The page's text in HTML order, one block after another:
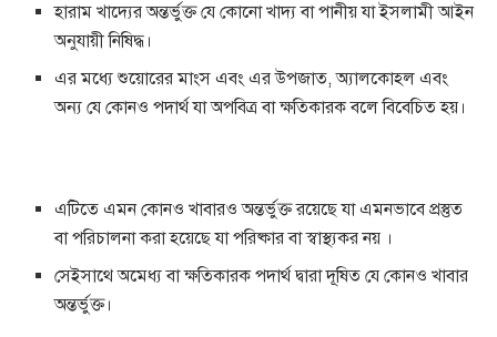
হারাম খাদ্যের অন্তর্ভুক্ত যে কোনো খাদ্য বা পানীয় যা ইসলামী আইন
অনুযায়ী নিষিদ্ধ।
এর মধ্যে শুয়োরের মাংস এবং এর উপজাত, অ্যালকোহল এবং
অন্য যে কোনও পদার্থ যা অপবিত্র বা ক্ষতিকারক বলে বিবেচিত হয়।
এটিতে এমন কোনও খাবারও অন্তর্ভুক্ত রয়েছে যা এমনভাবে প্রস্তুত
বা পরিচালনা করা হয়েছে যা পরিষ্কার বা স্বাস্থ্যকর নয় ।
সেইসাথে অমেধ্য বা ক্ষতিকারক পদার্থ দ্বারা দূষিত যে কোনও খাবার
অন্তর্ভুক্ত।